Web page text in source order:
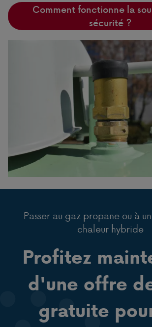
Comment fonctionne la
sécurité ?
Passer au gaz propane ou à
chaleur hybride
Profitez
d'une offre
gratuite